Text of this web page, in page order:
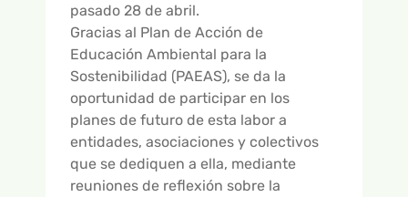
GALERÍA DE FOTOS
GALERÍA DE VÍDEOS
pasado 28 de abril.
Gracias al Plan de Acción de
Educación Ambiental para la
Sostenibilidad (PAEAS), se da la
oportunidad de participar en los
planes de futuro de esta labor a
entidades, asociaciones y colectivos
que se dediquen a ella, mediante
reuniones de reflexión sobre la